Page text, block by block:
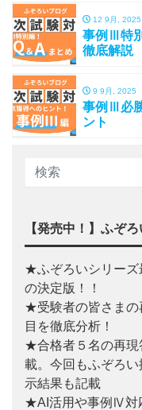
12 9月, 2025
事例Ⅲ特
徹底解説
9 9月, 2025
事例Ⅲ必
ント
【発売中！】ふぞ
★ふぞろいシリーズ
の決定版！！
★受験者の皆さまの
目を徹底分析！
★合格者５名の再現
載。今回もふぞろ
示結果も記載
★AI活用や事例Ⅳ対